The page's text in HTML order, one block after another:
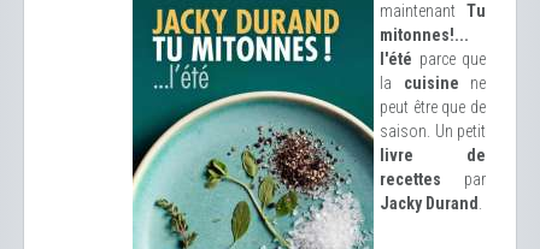
maintenant Tu
mitonnes!...
l'été parce que
la cuisine ne
peut être que de
saison. Un petit
livre de
recettes par
Jacky Durand